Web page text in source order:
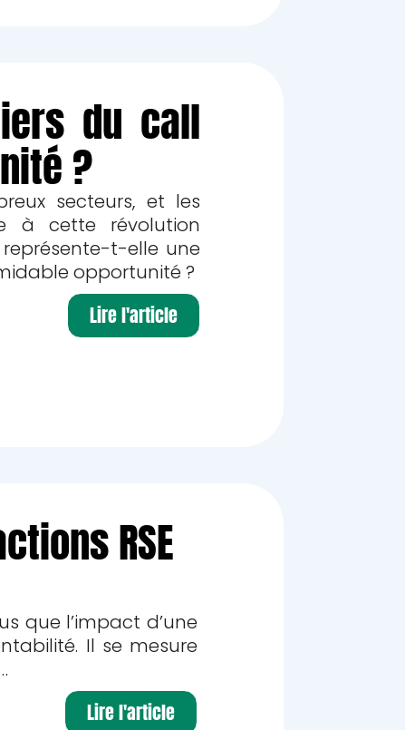
du call
?
secteurs, et les
à cette révolution
t-elle une
opportunité ?
Lire l'article
RSE
que l’impact d’une
Il se mesure
Lire l'article